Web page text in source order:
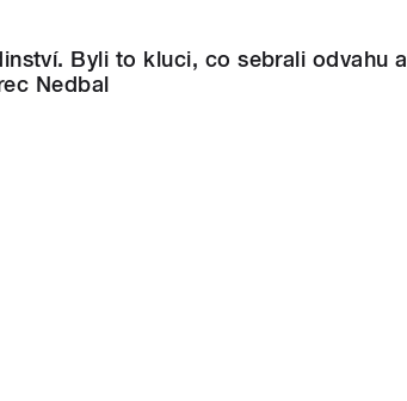
Byli to kluci, co sebrali odvahu a
Nedbal